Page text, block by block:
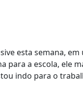
esta semana, em
para a escola, ele
indo para o